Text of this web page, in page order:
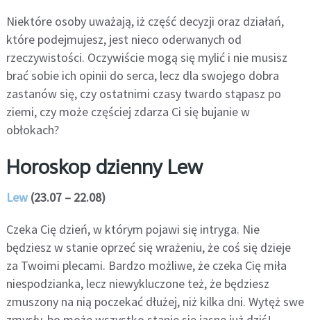
Niektóre osoby uważają, iż część decyzji oraz działań,
które podejmujesz, jest nieco oderwanych od
rzeczywistości. Oczywiście mogą się mylić i nie musisz
brać sobie ich opinii do serca, lecz dla swojego dobra
zastanów się, czy ostatnimi czasy twardo stąpasz po
ziemi, czy może częściej zdarza Ci się bujanie w
obłokach?
Horoskop dzienny Lew
Lew(23.07 – 22.08)
Czeka Cię dzień, w którym pojawi się intryga. Nie
będziesz w stanie oprzeć się wrażeniu, że coś się dzieje
za Twoimi plecami. Bardzo możliwe, że czeka Cię miła
niespodzianka, lecz niewykluczone też, że będziesz
zmuszony na nią poczekać dłużej, niż kilka dni. Wytęż swe